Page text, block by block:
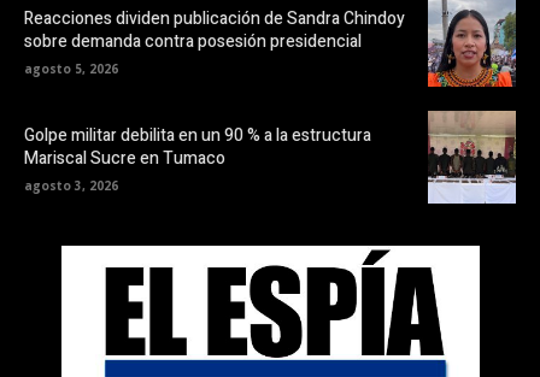
Reacciones dividen publicación de Sandra Chindoy
sobre demanda contra posesión presidencial
agosto 5, 2026
Golpe militar debilita en un 90 % a la estructura
Mariscal Sucre en Tumaco
agosto 3, 2026